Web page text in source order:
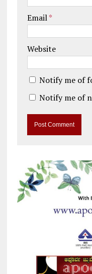
Email*
Website
Notify me of
Notify me of
t
e
r